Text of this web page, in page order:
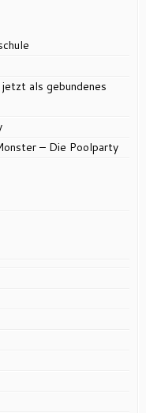
als gebundenes
– Die Poolparty